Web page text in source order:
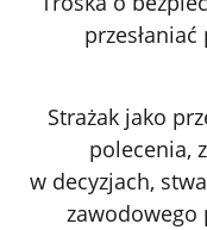
Strażak jako
polecenia,
w decyzjach,
zawodowego